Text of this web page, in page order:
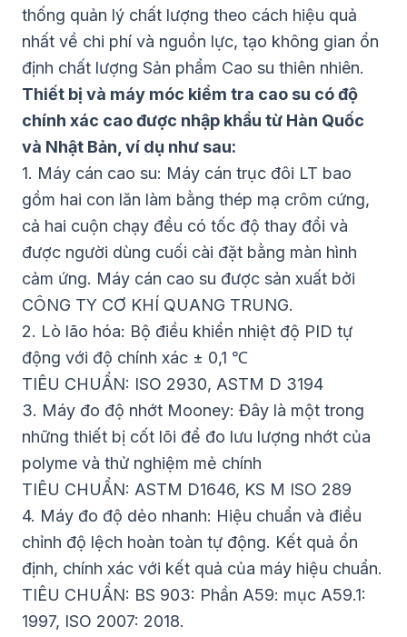
thống quản lý chất lượng theo cách hiệu quả
nhất về chi phí và nguồn lực, tạo không gian ổn
định chất lượng Sản phẩm Cao su thiên nhiên.
Thiết bị và máy móc kiểm tra cao su có độ
chính xác cao được nhập khẩu từ Hàn Quốc
và Nhật Bản, ví dụ như sau:
1. Máy cán cao su: Máy cán trục đôi LT bao
gồm hai con lăn làm bằng thép mạ crôm cứng,
cả hai cuộn chạy đều có tốc độ thay đổi và
được người dùng cuối cài đặt bằng màn hình
cảm ứng. Máy cán cao su được sản xuất bởi
CÔNG TY CƠ KHÍ QUANG TRUNG.
2. Lò lão hóa: Bộ điều khiển nhiệt độ PID tự
động với độ chính xác ± 0,1 ℃
TIÊU CHUẨN: ISO 2930, ASTM D 3194
3. Máy đo độ nhớt Mooney: Đây là một trong
những thiết bị cốt lõi để đo lưu lượng nhớt của
polyme và thử nghiệm mẻ chính
TIÊU CHUẨN: ASTM D1646, KS M ISO 289
4. Máy đo độ dẻo nhanh: Hiệu chuẩn và điều
chỉnh độ lệch hoàn toàn tự động. Kết quả ổn
định, chính xác với kết quả của máy hiệu chuẩn.
TIÊU CHUẨN: BS 903: Phần A59: mục A59.1:
1997, ISO 2007: 2018.